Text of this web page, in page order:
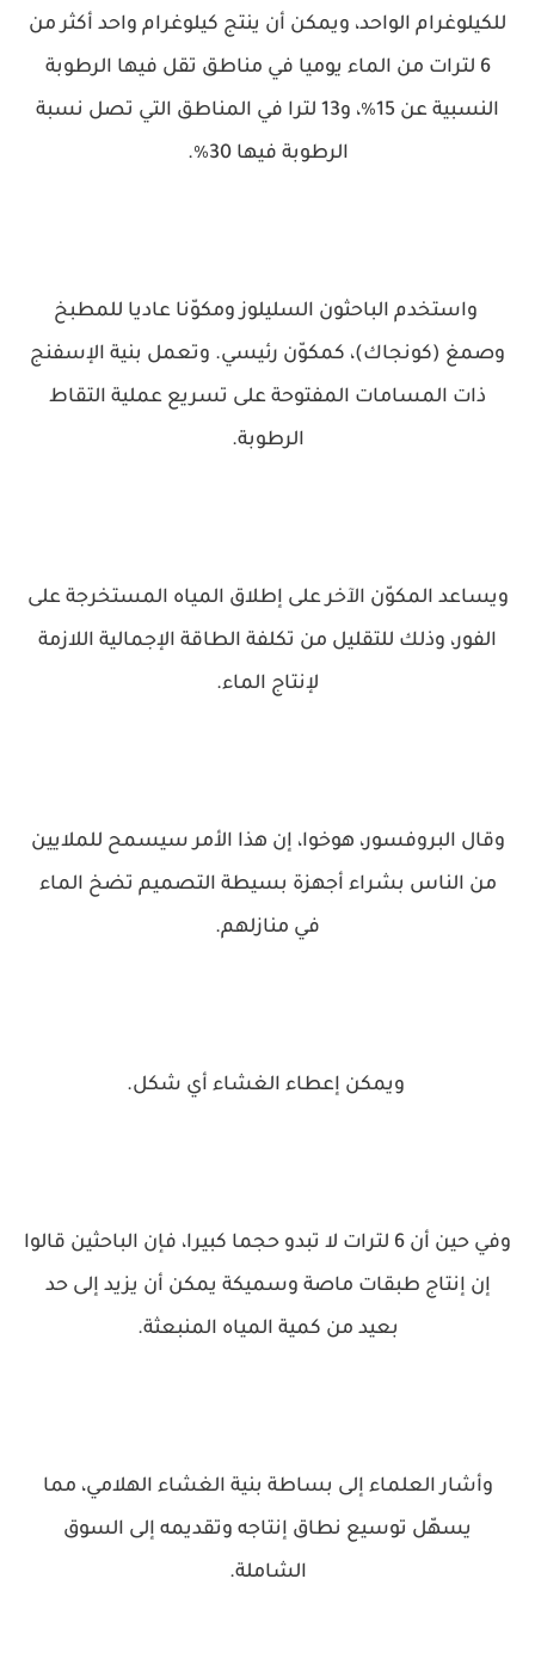
للكيلوغرام الواحد، ويمكن أن ينتج كيلوغرام واحد أكثر من
6 لترات من الماء يوميا في مناطق تقل فيها الرطوبة
النسبية عن 15٪، و13 لترا في المناطق التي تصل نسبة
الرطوبة فيها 30٪.
واستخدم الباحثون السليلوز ومكوّنا عاديا للمطبخ
وصمغ (كونجاك)، كمكوّن رئيسي. وتعمل بنية الإسفنج
ذات المسامات المفتوحة على تسريع عملية التقاط
الرطوبة.
ويساعد المكوّن الآخر على إطلاق المياه المستخرجة على
الفور، وذلك للتقليل من تكلفة الطاقة الإجمالية اللازمة
لإنتاج الماء.
وقال البروفسور، هوخوا، إن هذا الأمر سيسمح للملايين
من الناس بشراء أجهزة بسيطة التصميم تضخ الماء
في منازلهم.
ويمكن إعطاء الغشاء أي شكل.
وفي حين أن 6 لترات لا تبدو حجما كبيرا، فإن الباحثين قالوا
إن إنتاج طبقات ماصة وسميكة يمكن أن يزيد إلى حد
بعيد من كمية المياه المنبعثة.
وأشار العلماء إلى بساطة بنية الغشاء الهلامي، مما
يسهّل توسيع نطاق إنتاجه وتقديمه إلى السوق
الشاملة.